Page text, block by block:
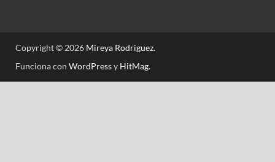
Copyright © 2026 Mireya Rodriguez.
Funciona con WordPressy HitMag.